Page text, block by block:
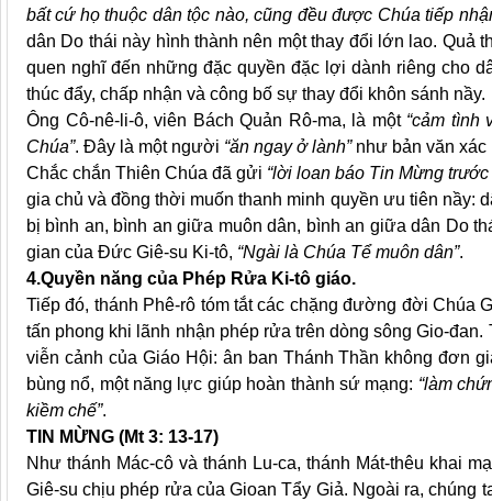
bất cứ họ thuộc dân tộc nào, cũng đều được Chúa tiếp
dân Do thái này hình thành nên một thay đổi lớn lao. Quả
quen nghĩ đến những đặc quyền đặc lợi dành riêng cho
thúc đẩy, chấp nhận và công bố sự thay đổi khôn sánh nầy.
Ông Cô-nê-li-ô, viên Bách Quản Rô-ma, là một “cảm tình
Chúa”. Đây là một người “ăn ngay ở lành”như bản văn xác
Chắc chắn Thiên Chúa đã gửi “lời loan báo Tin Mừng
gia chủ và đồng thời muốn thanh minh quyền ưu tiên nầy:
bị bình an, bình an giữa muôn dân, bình an giữa dân Do
gian của Đức Giê-su Ki-tô, “Ngài là Chúa Tể muôn dân”.
4.Quyền năng của Phép Rửa Ki-tô giáo.
Tiếp đó, thánh Phê-rô tóm tắt các chặng đường đời
tấn phong khi lãnh nhận phép rửa trên dòng sông Gio-
viễn cảnh của Giáo Hội: ân ban Thánh Thần không đơn
bùng nổ, một năng lực giúp hoàn thành sứ mạng: “làm
kiềm chế”.
TIN MỪNG (Mt 3: 13-17)
Như thánh Mác-cô và thánh Lu-ca, thánh Mát-thêu khai
Giê-su chịu phép rửa của Gioan Tẩy Giả. Ngoài ra, chúng